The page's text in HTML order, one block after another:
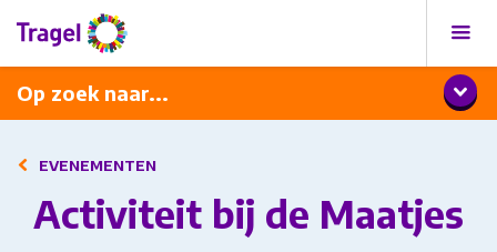
Op zoek naar...
Programma
Diner met wijnarrangement
EVENEMENTEN
Activiteit bij de Maatjes